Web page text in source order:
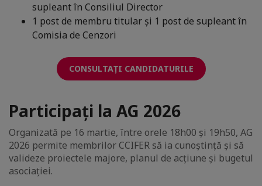
supleant în Consiliul Director
1 post de membru titular și 1 post de supleant în
Comisia de Cenzori
CONSULTAȚI CANDIDATURILE
Participați la AG 2026
Organizată pe 16 martie, între orele 18h00 și 19h50, AG
2026 permite membrilor CCIFER să ia cunoștință și să
valideze proiectele majore, planul de acțiune și bugetul
asociației.